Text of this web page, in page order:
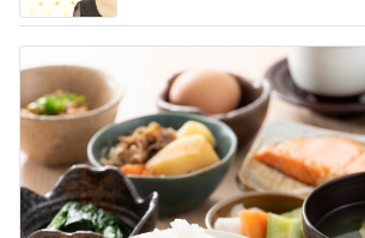
朝からニヤニヤしてしまう楽しい毎日
Amebaトピックス 20時間前
記事を読む